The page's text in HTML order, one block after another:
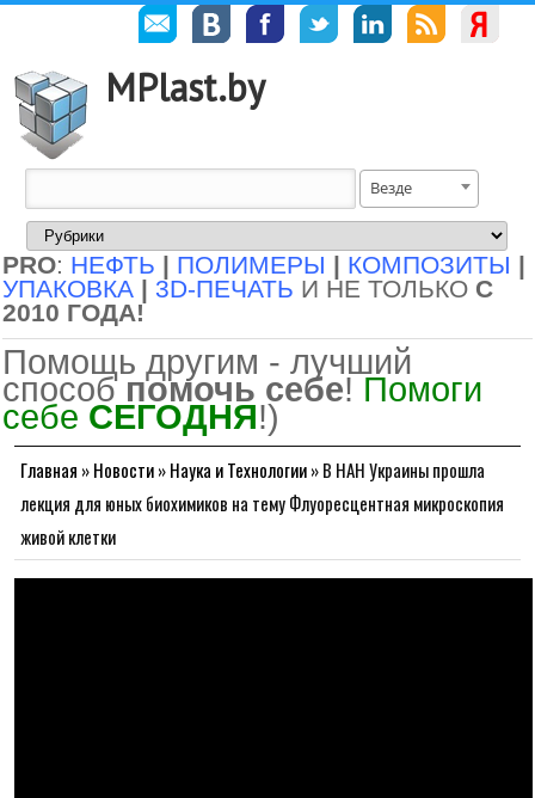
MPlast.by
Везде
PRO: НЕФТЬ | ПОЛИМЕРЫ | КОМПОЗИТЫ |
УПАКОВКА | 3D-ПЕЧАТЬ И НЕ ТОЛЬКО С
2010 ГОДА!
Помощь другим - лучший
способ помочь себе! Помоги
себе СЕГОДНЯ!)
Главная »Новости»Наука и Технологии»В НАН Украины прошла
лекция для юных биохимиков на тему Флуоресцентная микроскопия
живой клетки